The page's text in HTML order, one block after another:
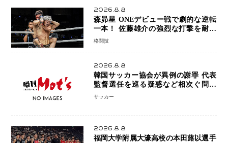
2026.8.8
森昴星 ONEデビュー戦で劇的な逆転
一本！ 佐藤雄介の強烈な打撃を耐え
抜き、リアネイキッドチョークで勝利
格闘技
2026.8.8
韓国サッカー協会が異例の謝罪 代表
監督選任を巡る疑惑など相次ぐ問題
「組織の刷新」誓う
サッカー
2026.8.8
福岡大学附属大濠高校の本田蕗以選手